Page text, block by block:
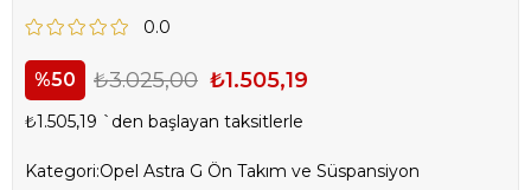
0.0
50 ₺3.025,00 ₺1.505,19
₺1.505,19 `den başlayan taksitlerle
Kategori:Opel Astra G Ön Takım ve Süspansiyon